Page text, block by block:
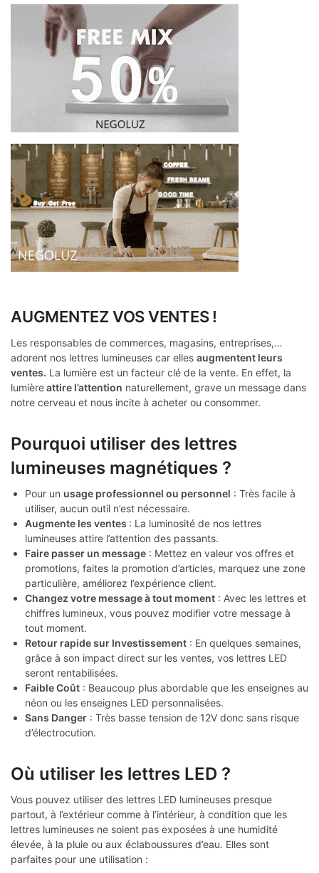
AUGMENTEZ VOS VENTES !
Les responsables de commerces, magasins, entreprises,…
adorent nos lettres lumineuses car elles augmentent leurs
ventes. La lumière est un facteur clé de la vente. En effet, la
lumièreattire l’attention naturellement, grave un message dans
notre cerveau et nous incite à acheter ou consommer.
Pourquoi utiliser des lettres
lumineuses magnétiques ?
Pour un usage professionnel ou personnel : Très facile à
utiliser, aucun outil n’est nécessaire.
Augmente les ventes : La luminosité de nos lettres
lumineuses attire l’attention des passants.
Faire passer un message : Mettez en valeur vos offres et
promotions, faites la promotion d’articles, marquez une zone
particulière, améliorez l’expérience client.
Changez votre message à tout moment : Avec les lettres et
chiffres lumineux, vous pouvez modifier votre message à
tout moment.
Retour rapide sur Investissement : En quelques semaines,
grâce à son impact direct sur les ventes, vos lettres LED
seront rentabilisées.
Faible Coût : Beaucoup plus abordable que les enseignes au
néon ou les enseignes LED personnalisées.
Sans Danger : Très basse tension de 12V donc sans risque
d’électrocution.
Où utiliser les lettres LED ?
Vous pouvez utiliser des lettres LED lumineuses presque
partout, à l’extérieur comme à l’intérieur, à condition que les
lettres lumineuses ne soient pas exposées à une humidité
élevée, à la pluie ou aux éclaboussures d’eau. Elles sont
parfaites pour une utilisation :